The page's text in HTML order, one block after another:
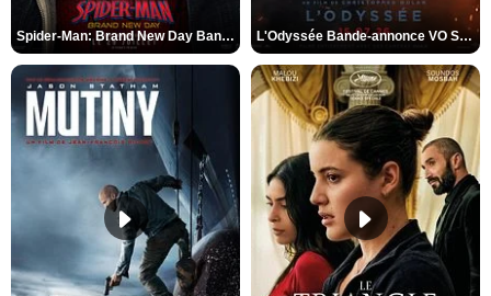
Spider-Man: Brand New Day Bande-annonce VO STFR L'Odyssée Bande-annonce VO STFR